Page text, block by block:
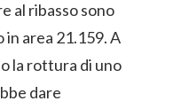
al ribasso sono
area 21.159. A
la rottura di uno
dare